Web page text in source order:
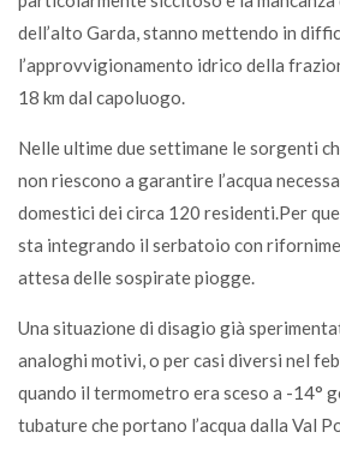
dell’alto Garda, stanno mettendo in
l’approvvigionamento idrico della
18 km dal capoluogo.
Nelle ultime due settimane le sorgenti
non riescono a garantire l’acqua
domestici dei circa 120 residenti.Per
sta integrando il serbatoio con
attesa delle sospirate piogge.
Una situazione di disagio già
analoghi motivi, o per casi diversi nel
quando il termometro era sceso a -14°
tubature che portano l’acqua dalla Val